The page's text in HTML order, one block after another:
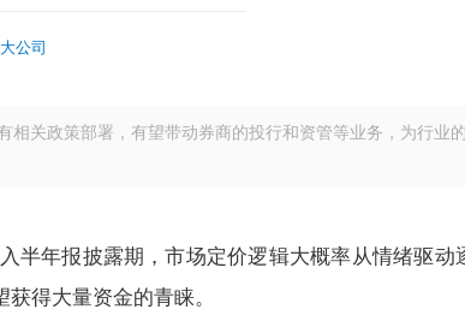
大公司
相关政策部署，有望带动券商的投行和资管等业务，为行业
半年报披露期，市场定价逻辑大概率从情绪驱动
得大量资金的青睐。